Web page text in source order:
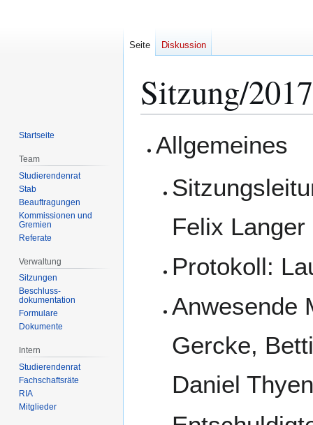
Sitzung/
Navigation
SucheAllgemeines
Felix Langer
Protokoll:
Anwesende
Gercke,
Daniel
Seite Diskussion
Startseite
Team
Studierendenrat
Stab
Beauftragungen
Kommissionen und
Gremien
Referate
Verwaltung
Sitzungen
Beschluss-
dokumentation
Formulare
Dokumente
Intern
Studierendenrat
Fachschaftsräte
RIA
Mitglieder